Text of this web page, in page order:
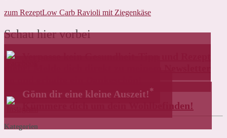
zum RezeptLow Carb Ravioli mit Ziegenkäse
Schau hier vorbei
Gönn dir eine kleine Auszeit!*
Kümmere dich um dein Wohlbefinden!
Kategorien